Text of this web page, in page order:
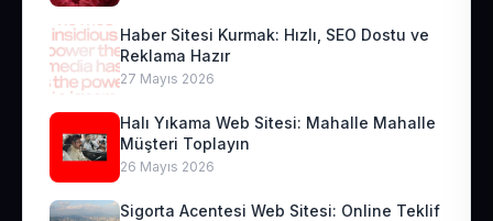
Haber Sitesi Kurmak: Hızlı, SEO Dostu ve
Reklama Hazır
27 Mayıs 2026
Halı Yıkama Web Sitesi: Mahalle Mahalle
Müşteri Toplayın
26 Mayıs 2026
Sigorta Acentesi Web Sitesi: Online Teklif